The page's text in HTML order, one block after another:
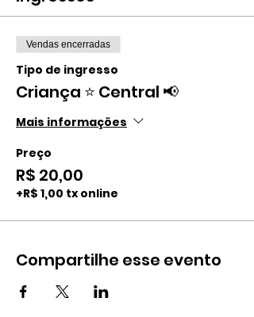
Vendas encerradas
Tipo de ingresso
Criança ⭐️ Central 📢
Mais informações
Preço
R$ 20,00
+R$ 1,00 tx online
Compartilhe esse evento